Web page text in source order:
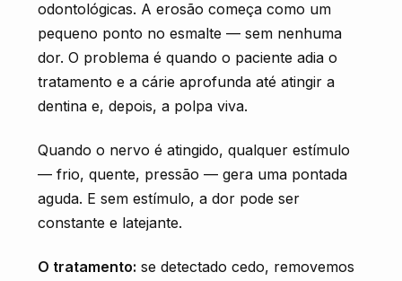
odontológicas. A erosão começa como um
pequeno ponto no esmalte — sem nenhuma
dor. O problema é quando o paciente adia o
tratamento e a cárie aprofunda até atingir a
dentina e, depois, a polpa viva.
Quando o nervo é atingido, qualquer estímulo
— frio, quente, pressão — gera uma pontada
aguda. E sem estímulo, a dor pode ser
constante e latejante.
O tratamento: se detectado cedo, removemos